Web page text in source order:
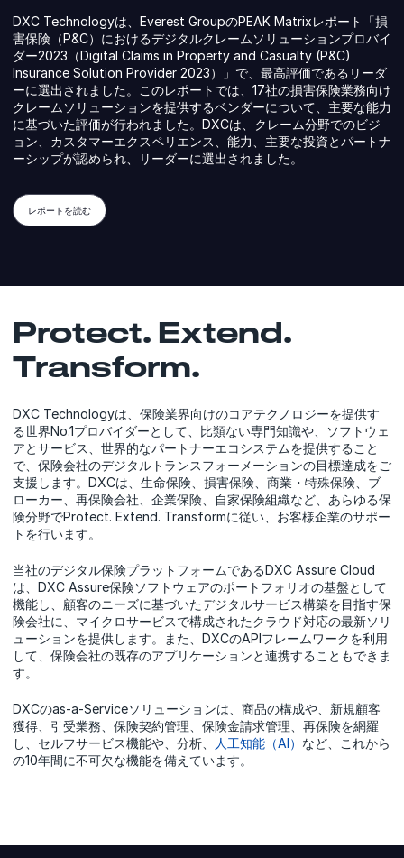
DXC Technologyは、Everest GroupのPEAK Matrixレポート「損
害保険（P&C）におけるデジタルクレームソリューションプロバイ
ダー2023（Digital Claims in Property and Casualty (P&C)
Insurance Solution Provider 2023）」で、最高評価であるリーダ
ーに選出されました。このレポートでは、17社の損害保険業務向け
クレームソリューションを提供するベンダーについて、主要な能力
に基づいた評価が行われました。DXCは、クレーム分野でのビジ
ョン、カスタマーエクスペリエンス、能力、主要な投資とパートナ
ーシップが認められ、リーダーに選出されました。
レポートを読む
Protect. Extend.
Transform.
DXC Technologyは、保険業界向けのコアテクノロジーを提供す
る世界No.1プロバイダーとして、比類ない専門知識や、ソフトウェ
アとサービス、世界的なパートナーエコシステムを提供すること
で、保険会社のデジタルトランスフォーメーションの目標達成をご
支援します。DXCは、生命保険、損害保険、商業・特殊保険、ブ
ローカー、再保険会社、企業保険、自家保険組織など、あらゆる保
険分野でProtect. Extend. Transformに従い、お客様企業のサポー
トを行います。
当社のデジタル保険プラットフォームであるDXC Assure Cloud
は、DXC Assure保険ソフトウェアのポートフォリオの基盤として
機能し、顧客のニーズに基づいたデジタルサービス構築を目指す保
険会社に、マイクロサービスで構成されたクラウド対応の最新ソリ
ューションを提供します。また、DXCのAPIフレームワークを利用
して、保険会社の既存のアプリケーションと連携することもできま
す。
DXCのas-a-Serviceソリューションは、商品の構成や、新規顧客
獲得、引受業務、保険契約管理、保険金請求管理、再保険を網羅
し、セルフサービス機能や、分析、
人工知能（AI） など、これから
の10年間に不可欠な機能を備えています。